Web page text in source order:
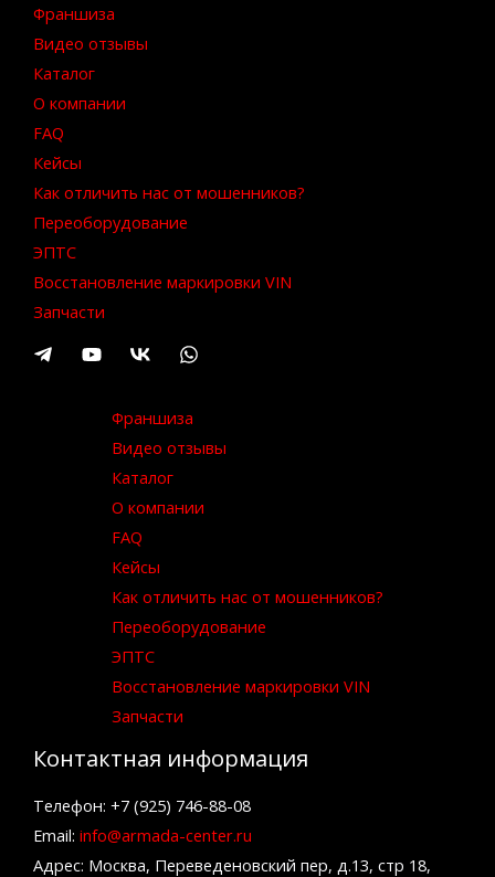
Франшиза
Видео отзывы
Каталог
О компании
FAQ
Кейсы
Как отличить нас от мошенников?
Переоборудование
ЭПТС
Восстановление маркировки VIN
Запчасти
Франшиза
Видео отзывы
Каталог
О компании
FAQ
Кейсы
Как отличить нас от мошенников?
Переоборудование
ЭПТС
Восстановление маркировки VIN
Запчасти
Контактная информация
Телефон: +7 (925) 746-88-08
Email: info@armada-center.ru
Адрес: Москва, Переведеновский пер, д.13, стр 18,